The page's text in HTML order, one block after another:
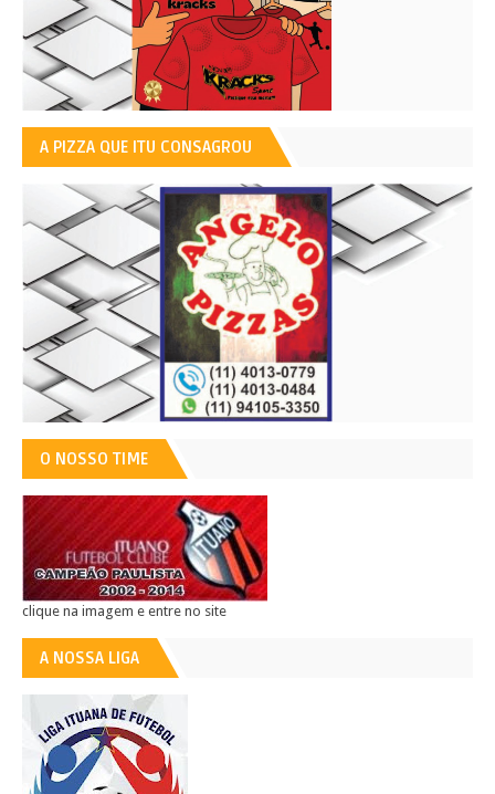
A PIZZA QUE ITU CONSAGROU
O NOSSO TIME
clique na imagem e entre no site
A NOSSA LIGA